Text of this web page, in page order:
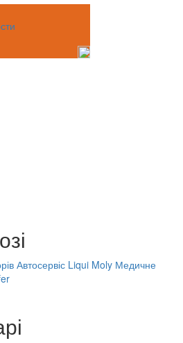
Автосервіс Liqui Moly Медичне